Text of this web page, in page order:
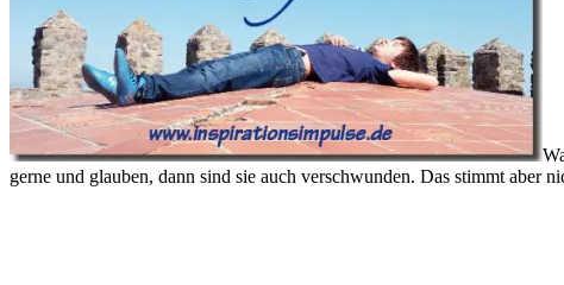
gerne und glauben, dann sind sie auch verschwunden. Das stimmt aber